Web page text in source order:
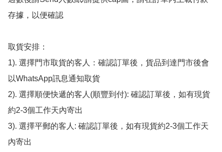
存據，以便確認
取貨安排：
1). 選擇門市取貨的客人：確認訂單後，貨品到達門市後會
以WhatsApp訊息通知取貨
2). 選擇順便快遞的客人(順豐到付): 確認訂單後，如有現貨
約2-3個工作天內寄出
3). 選擇平郵的客人: 確認訂單後，如有現貨約2-3個工作天
內寄出